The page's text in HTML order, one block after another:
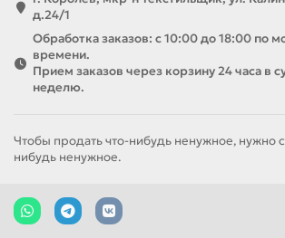
д.24/1
Обработка заказов: с 10:00 до 18:00 по
времени.
Прием заказов через корзину 24 часа в
неделю.
Чтобы продать что-нибудь ненужное, нужно
нибудь ненужное.